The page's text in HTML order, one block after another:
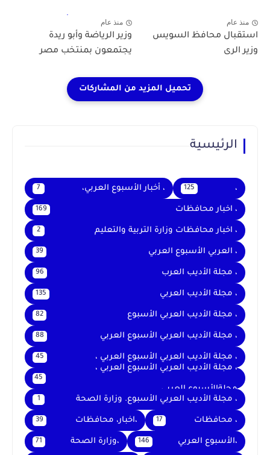
منذ عام
استقبال محافظ السويس
وزير الرى
منذ عام
وزير الرياضة وأبو ريدة
يجتمعون بمنتخب مصر
الرئيسية
، 125 ، أخبار الأسبوع العربي، 7
، اخبار محافظات 169
، اخبار محافظات وزارة التربية والتعليم 2
، العربي الأسبوع العربي 39
، مجلة الأديب العرب 96
، مجلة الأديب العربي 135
، مجلة الأديب العربي الأسبوع 82
، مجلة الأديب العربي الأسبوع العربي 88
، مجلة الأديب العربي الأسبوع العربي ، 45
، مجلة الأديب العربي الأسبوع العربي ،
مجلةالأسبوع العربي
45
، مجلة الأديب العربي الأسبوع. وزارة الصحة 1
، محافظات 17 ،اخبار، محافظات 39
،الأسبوع العربي 146 ،وزارة الصحة 71